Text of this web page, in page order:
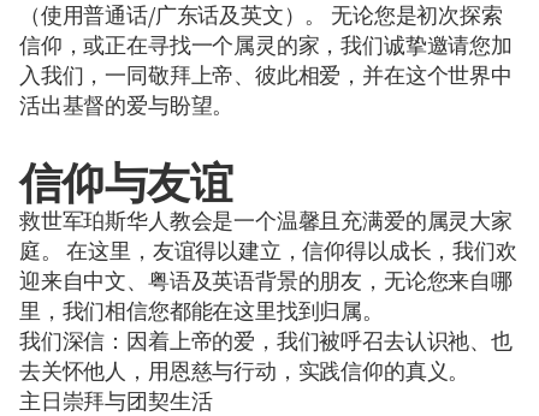
（使用普通话/广东话及英文）。 无论您是初次探索
信仰，或正在寻找一个属灵的家，我们诚挚邀请您加
入我们，一同敬拜上帝、彼此相爱，并在这个世界中
活出基督的爱与盼望。
信仰与友谊
救世军珀斯华人教会是一个温馨且充满爱的属灵大家
庭。 在这里，友谊得以建立，信仰得以成长，我们欢
迎来自中文、粤语及英语背景的朋友，无论您来自哪
里，我们相信您都能在这里找到归属。
我们深信：因着上帝的爱，我们被呼召去认识祂、也
去关怀他人，用恩慈与行动，实践信仰的真义。
主日崇拜与团契生活